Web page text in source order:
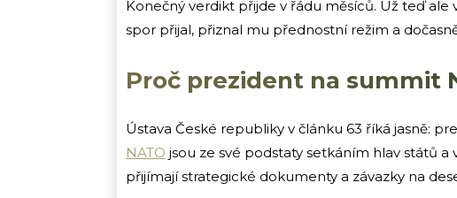
Konečný verdikt přijde v řádu měsíců. Už teď
spor přijal, přiznal mu přednostní režim a
Proč prezident na summit
Ústava České republiky v článku 63 říká jasně:
NATO jsou ze své podstaty setkáním hlav států a
přijímají strategické dokumenty a závazky na